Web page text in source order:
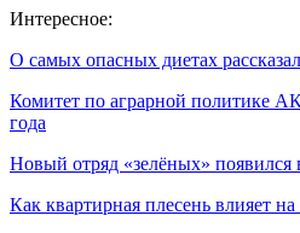
Интересное:
О самых опасных диетах
Комитет по аграрной политике
года
Новый отряд «зелёных» появился
Как квартирная плесень влияет